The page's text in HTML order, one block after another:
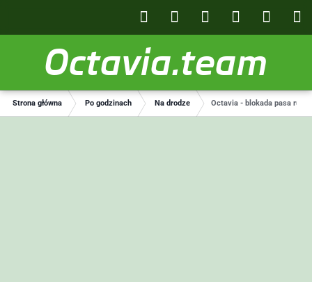
Octavia.team
Strona główna Po godzinach Na drodze Octavia - blokada pasa ruchu